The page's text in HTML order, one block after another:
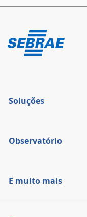
Soluções
Observatório
E muito mais